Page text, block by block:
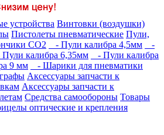
устройства Винтовки (воздушки)
Пистолеты пневматические Пули,
СО2 - Пули калибра 4,5мм
-
калибра 6,35мм
- Пули калибра
9 мм
- Шарики для пневматики
Аксессуары запчасти к
Аксессуары запчасти к
Средства самообороны Товары
оптические и крепления